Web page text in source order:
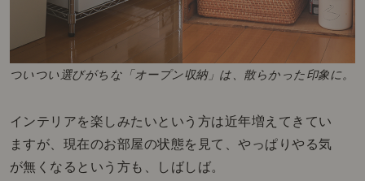
ついつい選びがちな「オープン収納」は、散らかった印象に。
インテリアを楽しみたいという方は近年増えてきてい
ますが、現在のお部屋の状態を見て、やっぱりやる気
が無くなるという方も、しばしば。